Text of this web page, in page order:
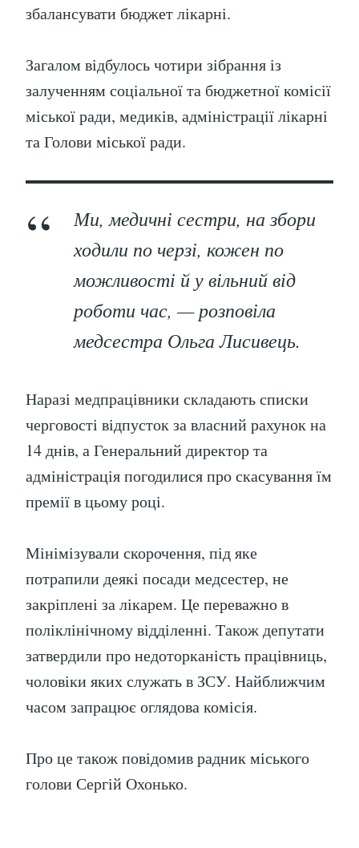
збалансувати бюджет лікарні.
Загалом відбулось чотири зібрання із
залученням соціальної та бюджетної комісії
міської ради, медиків, адміністрації лікарні
та Голови міської ради.
Ми, медичні сестри, на збори
ходили по черзі, кожен по
можливості й у вільний від
роботи час, — розповіла
медсестра Ольга Лисивець.
Наразі медпрацівники складають списки
черговості відпусток за власний рахунок на
14 днів, а Генеральний директор та
адміністрація погодилися про скасування їм
премії в цьому році.
Мінімізували скорочення, під яке
потрапили деякі посади медсестер, не
закріплені за лікарем. Це переважно в
поліклінічному відділенні. Також депутати
затвердили про недоторканість працівниць,
чоловіки яких служать в ЗСУ. Найближчим
часом запрацює оглядова комісія.
Про це також повідомив радник міського
голови Сергій Охонько.